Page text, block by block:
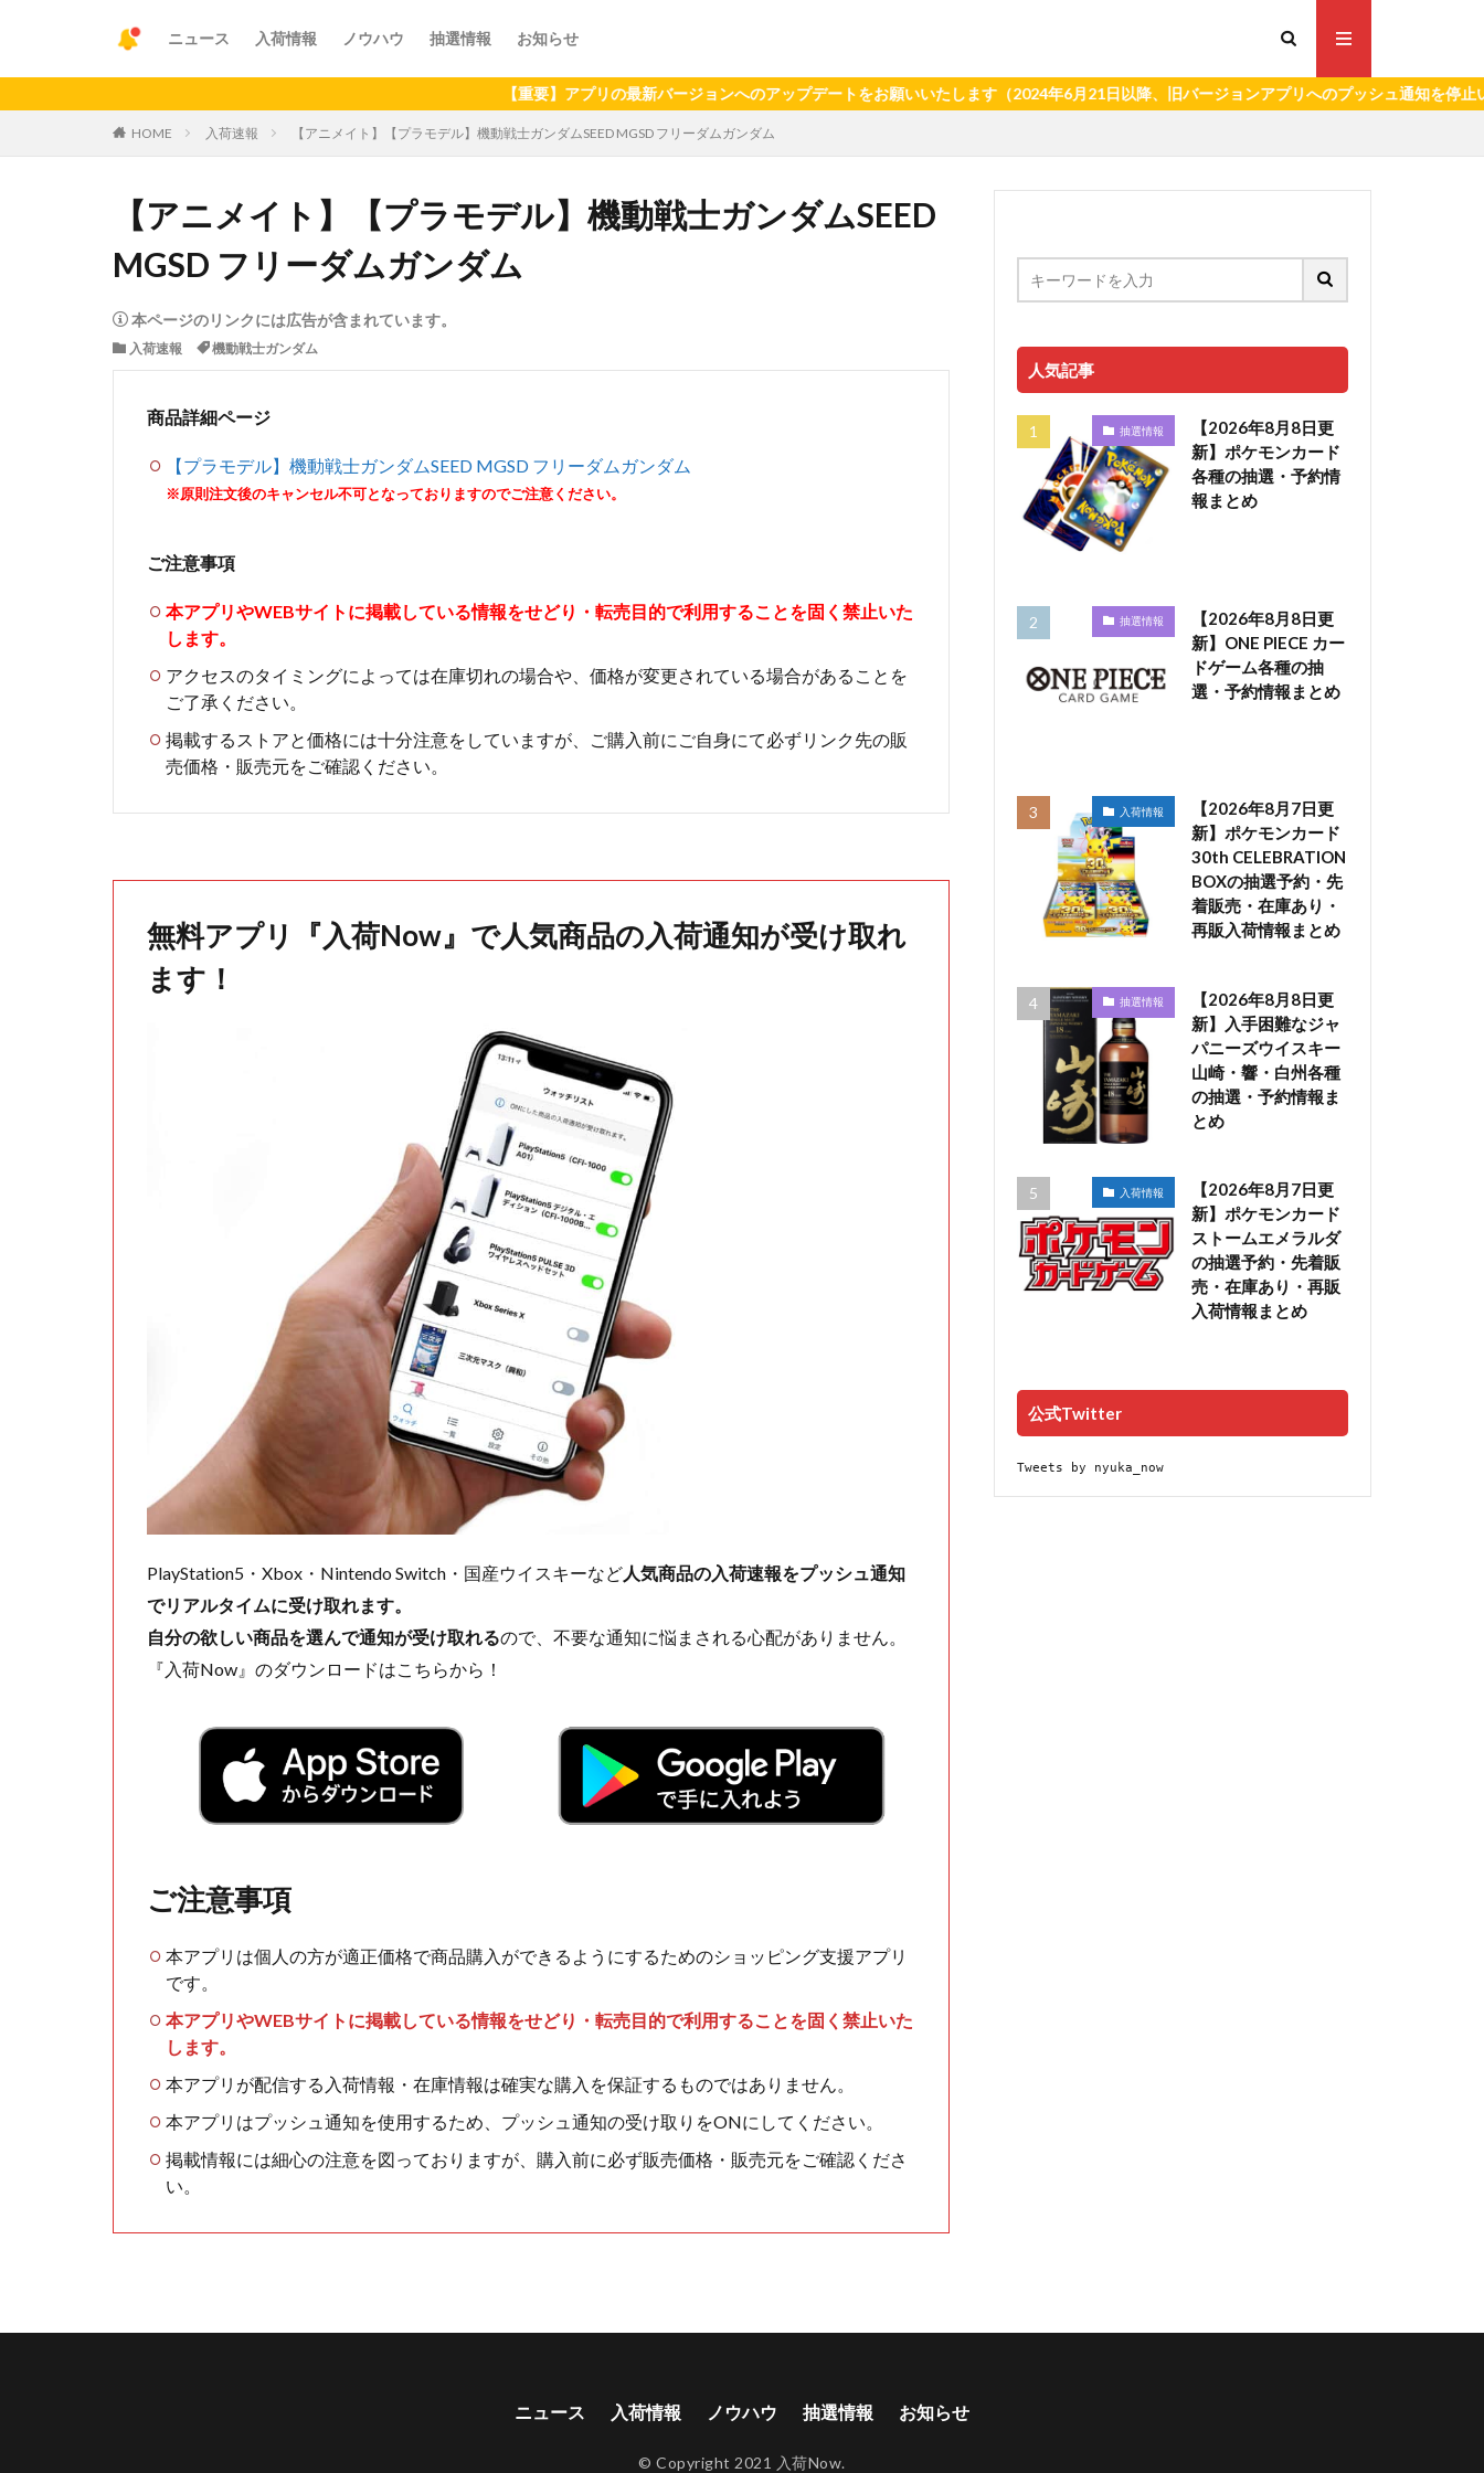
ニュース 入荷情報 ノウハウ 抽選情報 お知らせ
【重要】アプリの最新バージョンへのアップデートをお願いいたします（2024年6月21日以降、旧バージョンアプリへのプッシュ通知を停止いたしま
HOME 入荷速報 【アニメイト】【プラモデル】機動戦士ガンダムSEED MGSD フリーダムガンダム
【アニメイト】【プラモデル】機動戦士ガンダムSEED
MGSD フリーダムガンダム
本ページのリンクには広告が含まれています。
入荷速報 機動戦士ガンダム
商品詳細ページ
【プラモデル】機動戦士ガンダムSEED MGSD フリーダムガンダム
※原則注文後のキャンセル不可となっておりますのでご注意ください。
ご注意事項
本アプリやWEBサイトに掲載している情報をせどり・転売目的で利用することを固く禁止いた
します。
アクセスのタイミングによっては在庫切れの場合や、価格が変更されている場合があることを
ご了承ください。
掲載するストアと価格には十分注意をしていますが、ご購入前にご自身にて必ずリンク先の販
売価格・販売元をご確認ください。
無料アプリ『入荷Now』で人気商品の入荷通知が受け取れ
ます！
PlayStation5・Xbox・Nintendo Switch・国産ウイスキーなど人気商品の入荷速報をプッシュ通知
でリアルタイムに受け取れます。
自分の欲しい商品を選んで通知が受け取れるので、不要な通知に悩まされる心配がありません。
『入荷Now』のダウンロードはこちらから！
ご注意事項
本アプリは個人の方が適正価格で商品購入ができるようにするためのショッピング支援アプリ
です。
本アプリやWEBサイトに掲載している情報をせどり・転売目的で利用することを固く禁止いた
します。
本アプリが配信する入荷情報・在庫情報は確実な購入を保証するものではありません。
本アプリはプッシュ通知を使用するため、プッシュ通知の受け取りをONにしてください。
掲載情報には細心の注意を図っておりますが、購入前に必ず販売価格・販売元をご確認くださ
い。
人気記事
抽選情報
【2026年8月8日更
新】ポケモンカード
各種の抽選・予約情
報まとめ
抽選情報
【2026年8月8日更
新】ONE PIECE カー
ドゲーム各種の抽
選・予約情報まとめ
入荷情報
【2026年8月7日更
新】ポケモンカード
30th CELEBRATION
BOXの抽選予約・先
着販売・在庫あり・
再販入荷情報まとめ
抽選情報
【2026年8月8日更
新】入手困難なジャ
パニーズウイスキー
山崎・響・白州各種
の抽選・予約情報ま
とめ
入荷情報
【2026年8月7日更
新】ポケモンカード
ストームエメラルダ
の抽選予約・先着販
売・在庫あり・再販
入荷情報まとめ
公式Twitter
Tweets by nyuka_now
ニュース 入荷情報 ノウハウ 抽選情報 お知らせ
© Copyright 2021 入荷Now.